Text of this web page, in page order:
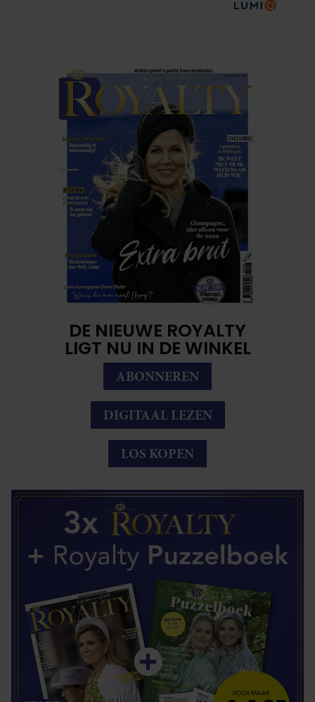
DE NIEUWE ROYALTY
LIGT NU IN DE WINKEL
ABONNEREN
DIGITAAL LEZEN
LOS KOPEN